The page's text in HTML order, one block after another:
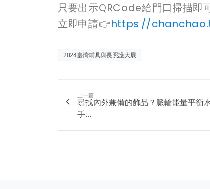
只要出示QRCode給門口掃描即
立即申請👉https://
2024臺灣輔具與長照護大展
上一篇
尋找內外兼備的飾品？脈輪能量平衡
手...